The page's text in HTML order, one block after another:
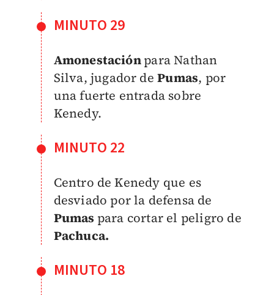
MINUTO 29
Amonestaciónpara Nathan
Silva, jugador dePumas, por
una fuerte entrada sobre
Kenedy.
MINUTO 22
Centro de Kenedy que es
desviado por la defensa de
Pumas para cortar el peligro de
Pachuca.
MINUTO 18